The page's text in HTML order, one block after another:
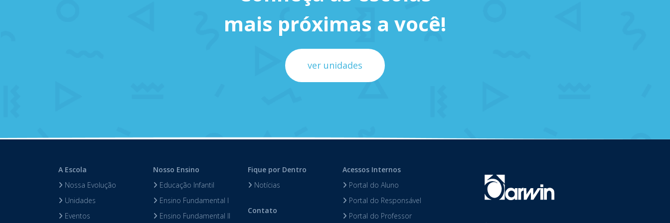
mais próximas a você!
ver unidades
A Escola
Nossa Evolução
Unidades
Eventos
Nosso Ensino
Educação Infantil
Ensino Fundamental I
Ensino Fundamental II
Fique por Dentro
Notícias
Contato
Acessos Internos
Portal do Aluno
Portal do Responsável
Portal do Professor